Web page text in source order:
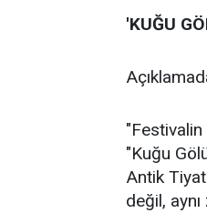
'KUĞU
"Festivalin
"Kuğu
Antik
değil,